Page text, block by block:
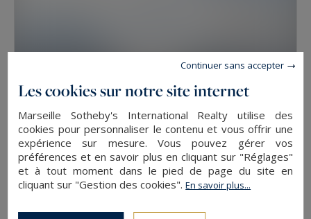
Marseille 8
APPARTEMENT DE LUXE 180M² 5PIÈCES
2 790 000 €
Les cookies sur notre site internet
Marseille Sotheby's International Realty utilise des
cookies pour personnaliser le contenu et vous offrir une
expérience sur mesure. Vous pouvez gérer vos
préférences et en savoir plus en cliquant sur "Réglages"
et à tout moment dans le pied de page du site en
cliquant sur "Gestion des cookies".En savoir plus...
Continuer sans accepter